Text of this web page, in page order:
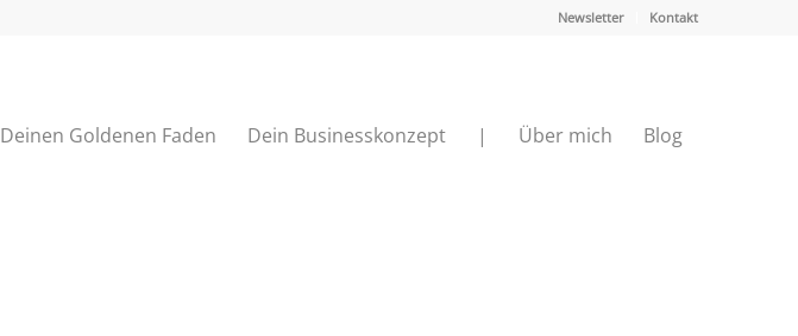
Newsletter Kontakt
Deinen Goldenen Faden Dein Businesskonzept | Über mich Blog